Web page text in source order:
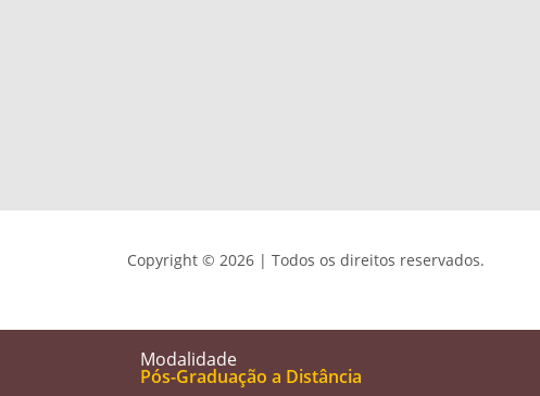
Modalidade
Pós-Graduação a Distância
Copyright © 2026 | Todos os direitos reservados.